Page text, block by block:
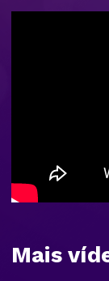
Mais